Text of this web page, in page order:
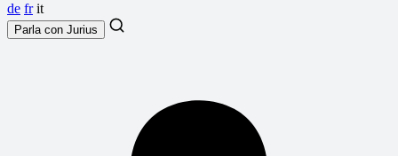
de fr it
Parla con Jurius